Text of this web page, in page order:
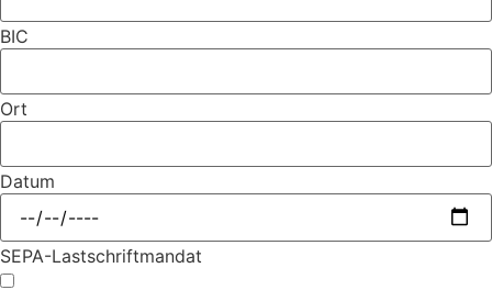
BIC
Ort
Datum
SEPA-Lastschriftmandat